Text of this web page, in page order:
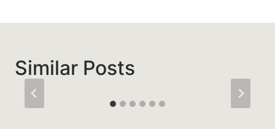
Similar Posts